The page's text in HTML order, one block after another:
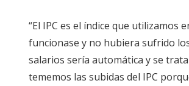
“El IPC es el índice que utilizamos
funcionase y no hubiera sufrido
salarios sería automática y se
tememos las subidas del IPC